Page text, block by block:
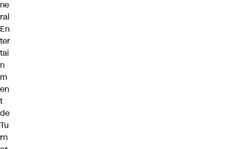
ne
ral
En
ter
tai
n
m
en
t
de
Tu
rn